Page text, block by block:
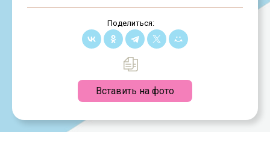
Поделиться:
Вставить на фото